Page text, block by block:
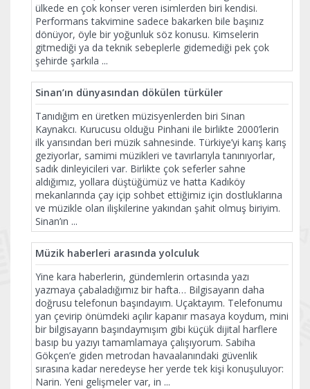
ülkede en çok konser veren isimlerden biri kendisi.
Performans takvimine sadece bakarken bile başınız
dönüyor, öyle bir yoğunluk söz konusu. Kimselerin
gitmediği ya da teknik sebeplerle gidemediği pek çok
şehirde şarkıla ...
Sinan’ın dünyasından dökülen türküler
Tanıdığım en üretken müzisyenlerden biri Sinan
Kaynakcı. Kurucusu olduğu Pinhani ile birlikte 2000’lerin
ilk yarısından beri müzik sahnesinde. Türkiye’yi karış karış
geziyorlar, samimi müzikleri ve tavırlarıyla tanınıyorlar,
sadık dinleyicileri var. Birlikte çok seferler sahne
aldığımız, yollara düştüğümüz ve hatta Kadıköy
mekanlarında çay içip sohbet ettiğimiz için dostluklarına
ve müzikle olan ilişkilerine yakından şahit olmuş biriyim.
Sinan’ın ...
Müzik haberleri arasında yolculuk
Yine kara haberlerin, gündemlerin ortasında yazı
yazmaya çabaladığımız bir hafta… Bilgisayarın daha
doğrusu telefonun başındayım. Uçaktayım. Telefonumu
yan çevirip önümdeki açılır kapanır masaya koydum, mini
bir bilgisayarın başındaymışım gibi küçük dijital harflere
basıp bu yazıyı tamamlamaya çalışıyorum. Sabiha
Gökçen’e giden metrodan havaalanındaki güvenlik
sırasına kadar neredeyse her yerde tek kişi konuşuluyor:
Narin. Yeni gelişmeler var, in ...